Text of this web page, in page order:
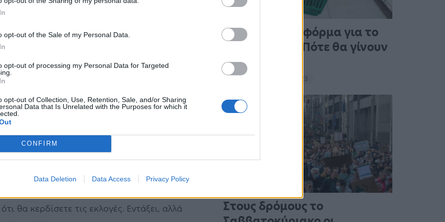
opt-out of the Sale of my Personal Data.
opt-out of processing my Personal Data for Targeted
opt-out of Collection, Use, Retention, Sale, and/or Sharing
Data that Is Unrelated with the Purposes for which it
CONFIRM
Data Deletion Data Access Privacy Policy
και σε αυτούς τους τρομοκράτες στον
ο Ιρανός πρόεδρος.
όλους τους υποψήφιους για τις
τις εκλογές περίπου 9.000 από τους 14.000
έχουν ανακοινώσει ότι στις
για τις βουλευτικές εκλογές.
σημαντικές (…) Έχω απευθύνει επιστολές στις
των αποκλεισμών” κάποιων υποψηφίων,
θα κερδίσετε τις εκλογές. Εντάξει, αλλά
Άνοιξε η πλατφόρμα για το
Market Pass – Πότε θα γίνουν
οι πληρωμές
15:13 - 15 Σεπτεμβρίου 2023
Στους δρόμους το